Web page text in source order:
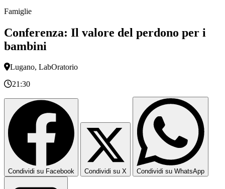
Famiglie
Conferenza: Il valore del perdono per i
bambini
Lugano, LabOratorio
21:30
Condividi su Facebook Condividi su X Condividi su WhatsApp